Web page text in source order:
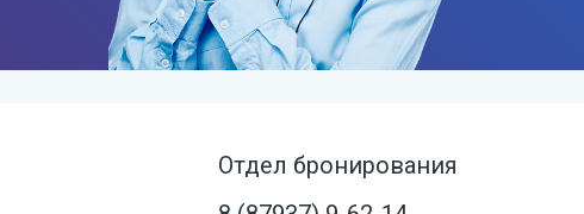
Отдел бронирования